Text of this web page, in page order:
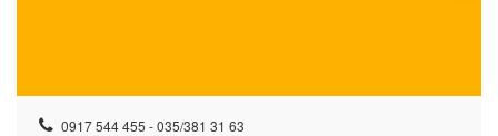
0917 544 455 - 035/381 31 63